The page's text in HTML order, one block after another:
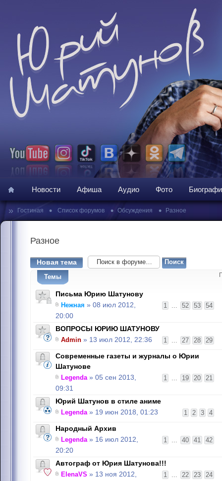
Новости Афиша Аудио Фото
» Гостиная • Список форумов • Обсуждения • Разное
Разное
Новая тема
Темы
Письма Юрию Шатунову
1 ... 52 53 54
Нежная » 08 июл 2012,
20:00
ВОПРОСЫ ЮРИЮ ШАТУНОВУ
1 ... 27 28 29
Admin » 13 июл 2012, 22:36
Современные газеты и журналы о Юрии
Шатунове
1 ... 19 20 21
Legenda» 05 сен 2013,
09:31
Юрий Шатунов в стиле аниме
1 2 3 4
Legenda» 19 июн 2018, 01:23
Народный Архив
1 ... 40 41 42
Legenda» 16 июл 2012,
20:20
Автограф от Юрия Шатунова!!!
1 ... 22 23 24
ElenaVS » 13 ноя 2012,